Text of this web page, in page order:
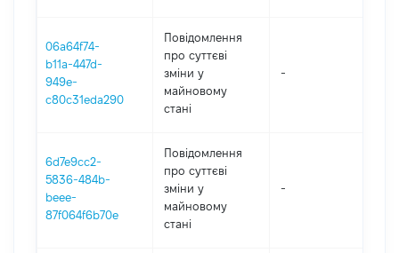
06a64f74-
b11a-447d-
949e-
c80c31eda290
Повідомлення
про суттєві
зміни y
майновому
стані
-
6d7e9cc2-
5836-484b-
beee-
87f064f6b70e
Повідомлення
про суттєві
зміни y
майновому
стані
-